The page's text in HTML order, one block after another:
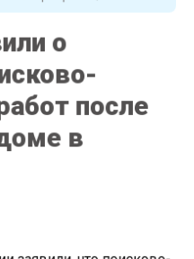
о
после
в
заявили, что поисково-